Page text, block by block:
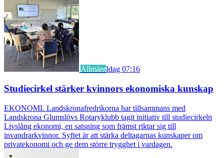
AllmäntIdag 07:16
Studiecirkel stärker kvinnors ekonomiska kunskap
EKONOMI. Landskronafredrikorna har tillsammans med
Landskrona Glumslövs Rotaryklubb tagit initiativ till studiecirkeln
Livslång ekonomi, en satsning som främst riktar sig till
invandrarkvinnor. Syftet är att stärka deltagarnas kunskaper om
privatekonomi och ge dem större trygghet i vardagen.